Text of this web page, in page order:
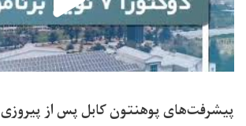
پیشرفت‌های پوهنتون کابل پس از پیروزی